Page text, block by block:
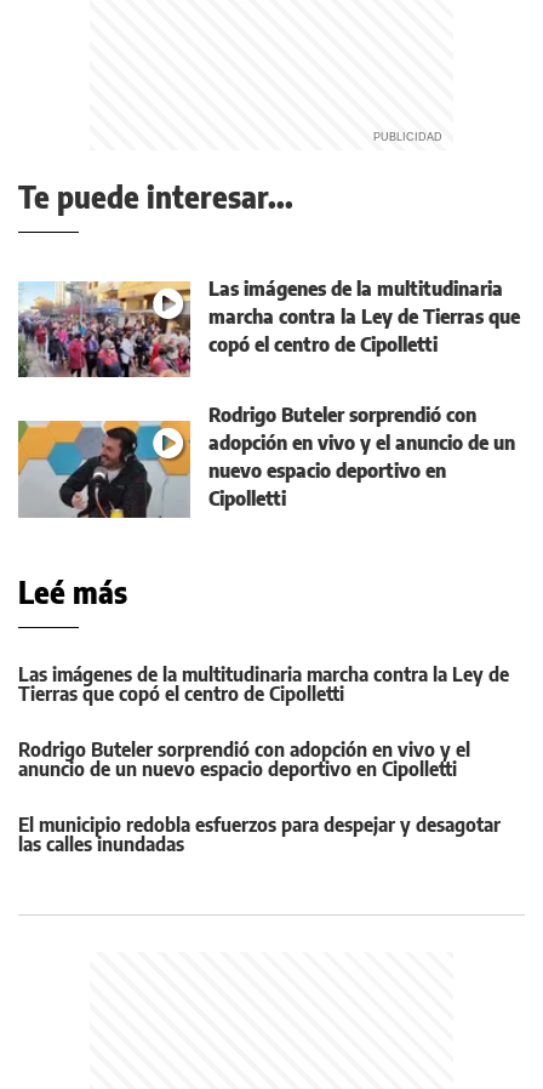
Te puede interesar...
Las imágenes de la multitudinaria
marcha contra la Ley de Tierras que
copó el centro de Cipolletti
Rodrigo Buteler sorprendió con
adopción en vivo y el anuncio de un
nuevo espacio deportivo en
Cipolletti
Leé más
Las imágenes de la multitudinaria marcha contra la Ley de
Tierras que copó el centro de Cipolletti
Rodrigo Buteler sorprendió con adopción en vivo y el
anuncio de un nuevo espacio deportivo en Cipolletti
El municipio redobla esfuerzos para despejar y desagotar
las calles inundadas